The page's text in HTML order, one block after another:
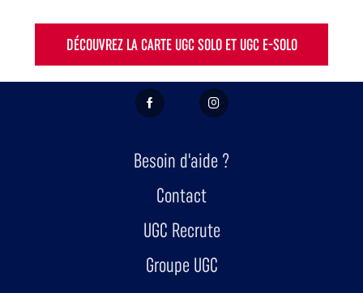
DÉCOUVREZ LA CARTE UGC SOLO ET UGC E-SOLO
FACEBOOK INSTAGRAM
Besoin d'aide ?
Contact
UGC Recrute
Groupe UGC